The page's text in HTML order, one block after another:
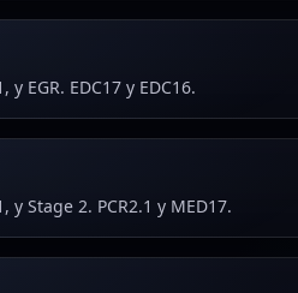
EGR. EDC17 y EDC16.
y Stage 2. PCR2.1 y MED17.